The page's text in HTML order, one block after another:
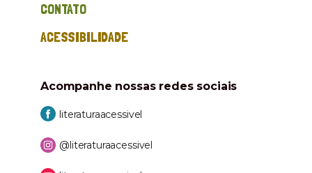
CONTATO
ACESSIBILIDADE
Acompanhe nossas redes sociais
literaturaacessivel
@literaturaacessivel